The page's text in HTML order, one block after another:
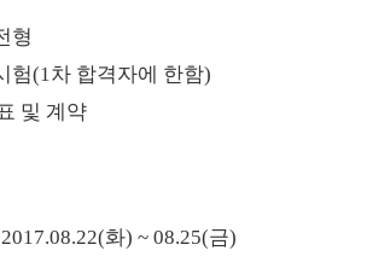
형
험(1차 합격자에 한함)
및 계약
화) ~ 08.25(금)